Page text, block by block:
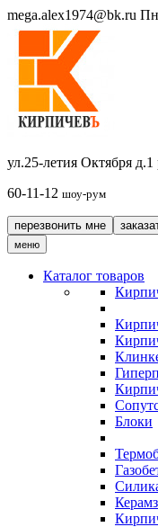
mega.alex1974@bk.ru
ул.25-летия Октября
60-11-12 шоу-рум
перезвонить мне
меню
Каталог товаров
Блоки